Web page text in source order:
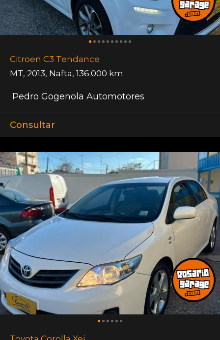
Citroen C3 Tendance
MT, 2013, Nafta, 136.000 km.
Pedro Gogenola Automotores
Consultar